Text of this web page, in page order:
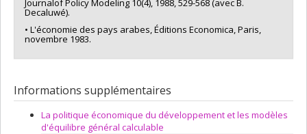
Journalof Policy Modeling 10(4), 1988, 529-568 (avec B.
Decaluwé).
• L'économie des pays arabes, Éditions Economica, Paris,
novembre 1983.
Informations supplémentaires
La politique économique du développement et les modèles
d'équilibre général calculable